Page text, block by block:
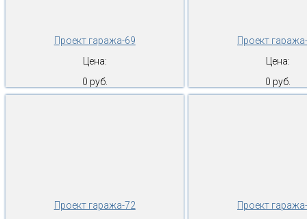
Проект гаража-69
Цена:
0 руб.
Проект
Цена:
0 руб.
Проект гаража-72
Проект